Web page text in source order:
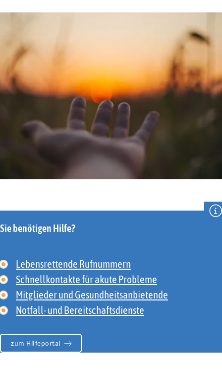
Sie benötigen Hilfe?
Lebensrettende Rufnummern
Schnellkontakte für akute Probleme
Mitglieder und Gesundheitsanbietende
Notfall- und Bereitschaftsdienste
zum Hilfeportal